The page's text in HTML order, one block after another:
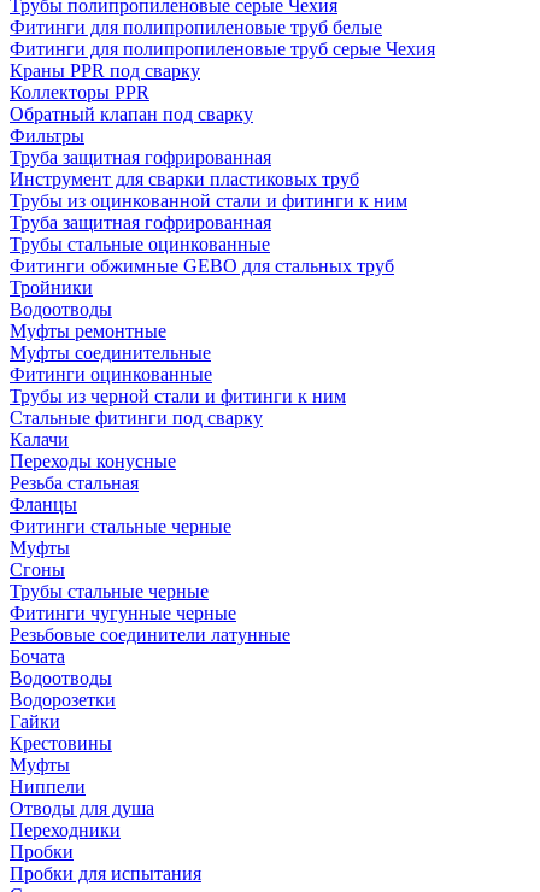
Трубы полипропиленовые серые Чехия
Фитинги для полипропиленовые труб белые
Фитинги для полипропиленовые труб серые Чехия
Краны PPR под сварку
Коллекторы PPR
Обратный клапан под сварку
Фильтры
Труба защитная гофрированная
Инструмент для сварки пластиковых труб
Трубы из оцинкованной стали и фитинги к ним
Труба защитная гофрированная
Трубы стальные оцинкованные
Фитинги обжимные GEBO для стальных труб
Тройники
Водоотводы
Муфты ремонтные
Муфты соединительные
Фитинги оцинкованные
Трубы из черной стали и фитинги к ним
Стальные фитинги под сварку
Калачи
Переходы конусные
Резьба стальная
Фланцы
Фитинги стальные черные
Муфты
Сгоны
Трубы стальные черные
Фитинги чугунные черные
Резьбовые соединители латунные
Бочата
Водоотводы
Водорозетки
Гайки
Крестовины
Муфты
Ниппели
Отводы для душа
Переходники
Пробки
Пробки для испытания